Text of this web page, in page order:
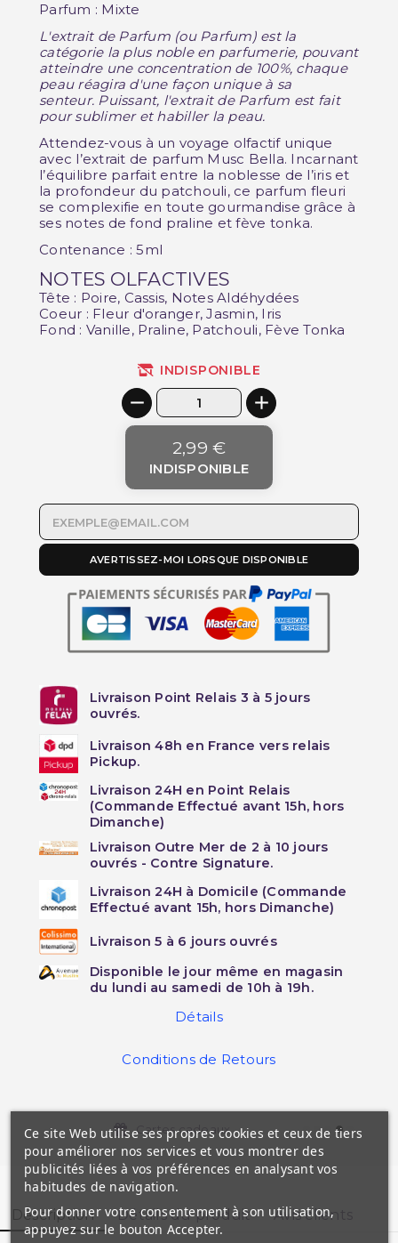
Parfum : Mixte
L'extrait de Parfum (ou Parfum) est la
catégorie la plus noble en parfumerie, pouvant
atteindre une concentration de 100%, chaque
peau réagira d'une façon unique à sa
senteur. Puissant, l'extrait de Parfum est fait
pour sublimer et habiller la peau.
Attendez-vous à un voyage olfactif unique
avec l’extrait de parfum Musc Bella. Incarnant
l’équilibre parfait entre la noblesse de l’iris et
la profondeur du patchouli, ce parfum fleuri
se complexifie en toute gourmandise grâce à
ses notes de fond praline et fève tonka.
Contenance : 5ml
NOTES OLFACTIVES
Tête : Poire, Cassis, Notes Aldéhydées
Coeur : Fleur d'oranger, Jasmin, Iris
Fond : Vanille, Praline, Patchouli, Fève Tonka
INDISPONIBLE
2,99 €
INDISPONIBLE
AVERTISSEZ-MOI LORSQUE DISPONIBLE
Livraison Point Relais 3 à 5 jours
ouvrés.
Livraison 48h en France vers relais
Pickup.
Livraison 24H en Point Relais
(Commande Effectué avant 15h, hors
Dimanche)
Livraison Outre Mer de 2 à 10 jours
ouvrés - Contre Signature.
Livraison 24H à Domicile (Commande
Effectué avant 15h, hors Dimanche)
Livraison 5 à 6 jours ouvrés
Disponible le jour même en magasin
du lundi au samedi de 10h à 19h.
Détails
Conditions de Retours
Cartes cadeaux
Description Détails du produit Avis clients
Ce site Web utilise ses propres cookies et ceux de tiers
pour améliorer nos services et vous montrer des
publicités liées à vos préférences en analysant vos
habitudes de navigation.
Pour donner votre consentement à son utilisation,
appuyez sur le bouton Accepter.